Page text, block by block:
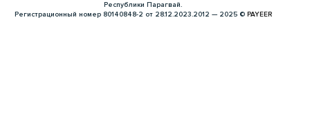
Республики Парагвай.
Регистрационный номер 80140848-2 от 28.12.2023.2012 — 2025 © PAYEER